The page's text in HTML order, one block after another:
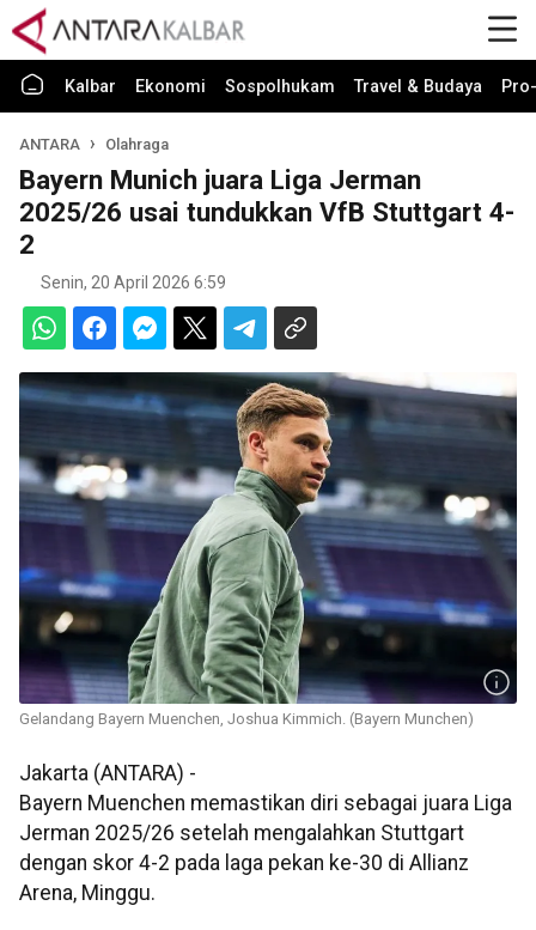
Kalbar Ekonomi Sospolhukam Travel & Budaya
ANTARA Olahraga
Bayern Munich juara Liga Jerman
2025/26 usai tundukkan VfB Stuttgart 4-
2
Senin, 20 April 2026 6:59
Gelandang Bayern Muenchen, Joshua Kimmich. (Bayern Munchen)
Jakarta (ANTARA) -
Bayern Muenchen memastikan diri sebagai juara Liga
Jerman 2025/26 setelah mengalahkan Stuttgart
dengan skor 4-2 pada laga pekan ke-30 di Allianz
Arena, Minggu.